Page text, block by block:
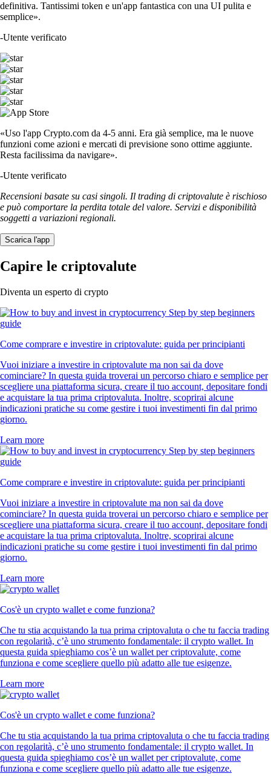
definitiva. Tantissimi token e un'app fantastica con una UI pulita e
semplice».
-Utente verificato
«Uso l'app Crypto.com da 4-5 anni. Era già semplice, ma le nuove
funzioni come azioni e mercati di previsione sono ottime aggiunte.
Resta facilissima da navigare».
-Utente verificato
Recensioni basate su casi singoli. Il trading di criptovalute è rischioso
e può comportare la perdita totale del valore. Servizi e disponibilità
soggetti a variazioni regionali.
Scarica l'app
Capire le criptovalute
Diventa un esperto di crypto
Come comprare e investire in criptovalute: guida per principianti
Vuoi iniziare a investire in criptovalute ma non sai da dove
cominciare? In questa guida troverai un percorso chiaro e semplice per
scegliere una piattaforma sicura, creare il tuo account, depositare fondi
e acquistare la tua prima criptovaluta. Inoltre, scoprirai alcune
indicazioni pratiche su come gestire i tuoi investimenti fin dal primo
giorno.
Learn more
Come comprare e investire in criptovalute: guida per principianti
Vuoi iniziare a investire in criptovalute ma non sai da dove
cominciare? In questa guida troverai un percorso chiaro e semplice per
scegliere una piattaforma sicura, creare il tuo account, depositare fondi
e acquistare la tua prima criptovaluta. Inoltre, scoprirai alcune
indicazioni pratiche su come gestire i tuoi investimenti fin dal primo
giorno.
Learn more
Cos'è un crypto wallet e come funziona?
Che tu stia acquistando la tua prima criptovaluta o che tu faccia trading
con regolarità, c’è uno strumento fondamentale: il crypto wallet. In
questa guida spieghiamo cos’è un wallet per criptovalute, come
funziona e come scegliere quello più adatto alle tue esigenze.
Learn more
Cos'è un crypto wallet e come funziona?
Che tu stia acquistando la tua prima criptovaluta o che tu faccia trading
con regolarità, c’è uno strumento fondamentale: il crypto wallet. In
questa guida spieghiamo cos’è un wallet per criptovalute, come
funziona e come scegliere quello più adatto alle tue esigenze.